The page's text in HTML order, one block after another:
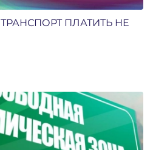
ПЛАТИТЬ НЕ